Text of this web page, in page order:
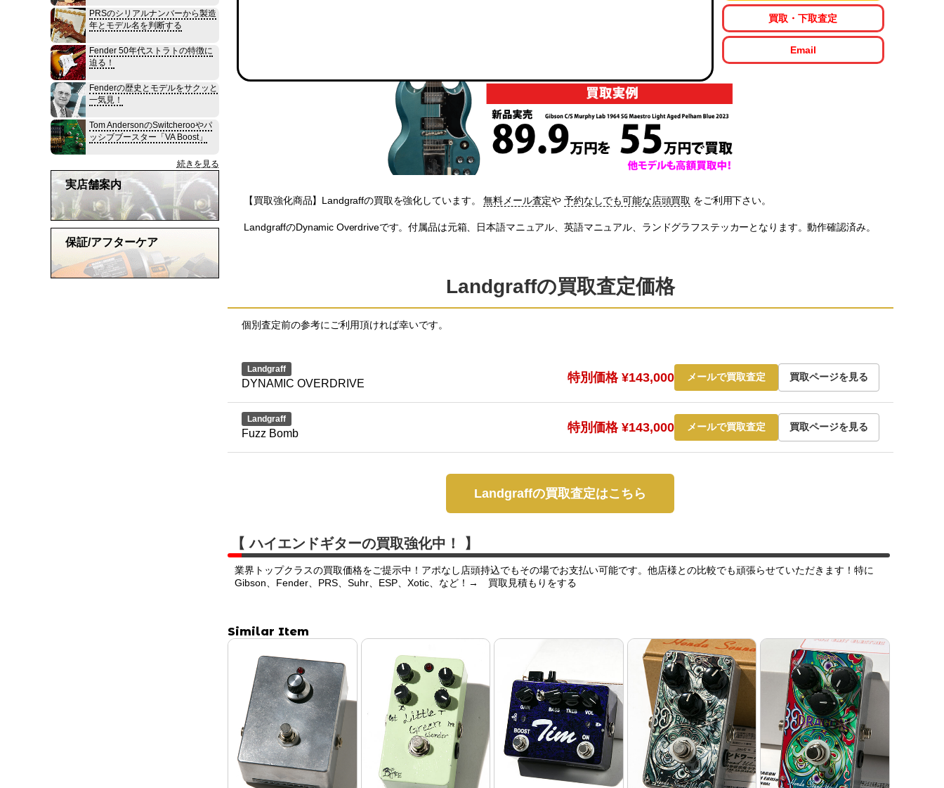
買取・下取査定
Email
【買取強化商品】Landgraffの買取を強化しています。無料メール査定や 予約なしでも可能な店頭買取 をご利用下さい。
LandgraffのDynamic Overdriveです。付属品は元箱、日本語マニュアル、英語マニュアル、ランドグラフステッカーとなります。動作確認済み。
Landgraffの買取査定価格
個別査定前の参考にご利用頂ければ幸いです。
Landgraff
DYNAMIC OVERDRIVE 特別価格 ¥143,000 メールで買取査定 買取ページを見る
Landgraff
Fuzz Bomb 特別価格 ¥143,000 メールで買取査定 買取ページを見る
Landgraffの買取査定はこちら
【 ハイエンドギターの買取強化中！ 】
業界トップクラスの買取価格をご提示中！アポなし店頭持込でもその場でお支払い可能です。他店様との比較でも頑張らせていただきます！特に
Gibson、Fender、PRS、Suhr、ESP、Xotic、など！→ 買取見積もりをする
Similar Item
PRSのシリアルナンバーから製造
年とモデル名を判断する
Fender 50年代ストラトの特徴に
迫る！
Fenderの歴史とモデルをサクッと
一気見！
Tom AndersonのSwitcherooやパ
ッシブブースター「VA Boost」
続きを見る
実店舗案内
保証/アフターケア